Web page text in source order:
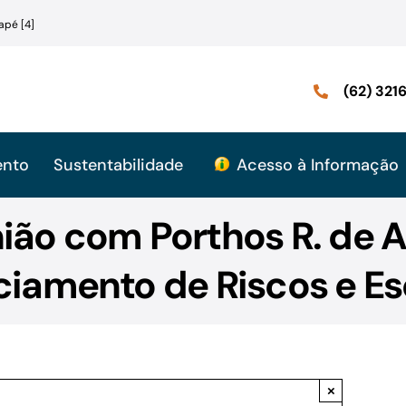
[4]
(62)
Sustentabilidade Acesso à Informação
com Porthos R.
de Riscos e
×